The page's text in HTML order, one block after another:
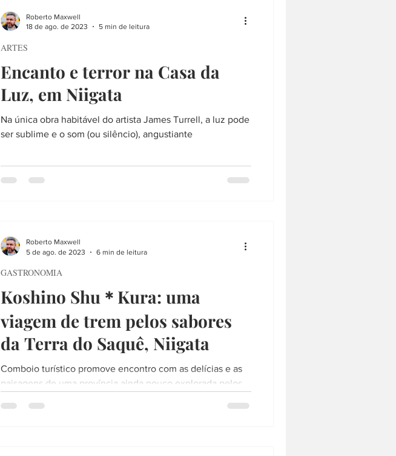
Encanto e terror na Casa da
Luz, em Niigata
Na única obra habitável do artista James Turrell, a luz pode
ser sublime e o som (ou silêncio), angustiante
ARTES
Roberto Maxwell
18 de ago. de 2023
5 min de leitura
Koshino Shu＊Kura: uma
viagem de trem pelos sabores
da Terra do Saquê, Niigata
Comboio turístico promove encontro com as delícias e as
paisagens de uma província ainda pouco explorada pelos
GASTRONOMIA
Roberto Maxwell
5 de ago. de 2023
6 min de leitura